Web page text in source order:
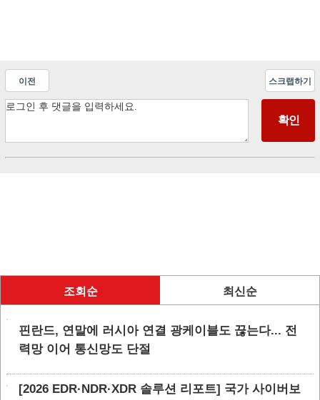
이전 스크랩하기
조회순 최신순
핀란드, 연말에 러시아 연결 광케이블도 끊는다... 전
력망 이어 통신망도 단절
[2026 EDR·NDR·XDR 솔루션 리포트] 국가 사이버보